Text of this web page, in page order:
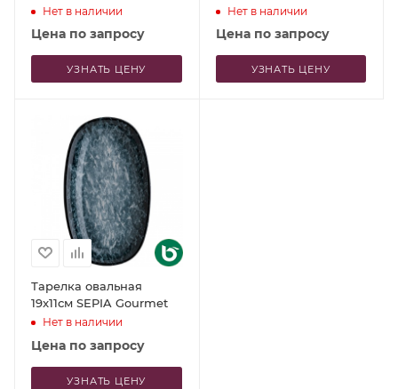
Нет в наличии
Цена по запросу
УЗНАТЬ ЦЕНУ
Нет в наличии
Цена по запросу
УЗНАТЬ ЦЕНУ
Тарелка овальная
19x11см SEPIA Gourmet
Нет в наличии
Цена по запросу
УЗНАТЬ ЦЕНУ